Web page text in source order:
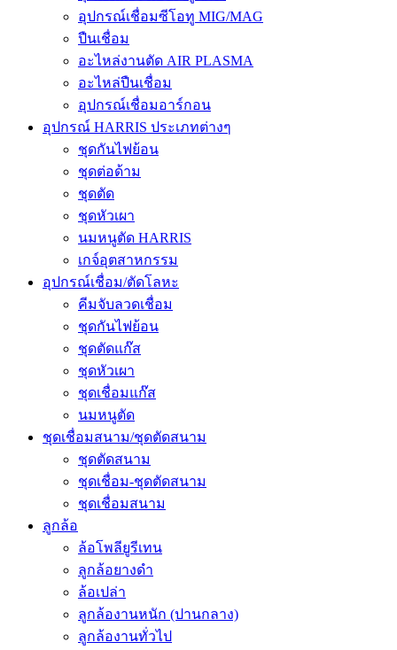
อุปกรณ์เชื่อมซีโอทู MIG/MAG
ปืนเชื่อม
อะไหล่งานตัด AIR PLASMA
อะไหล่ปืนเชื่อม
อุปกรณ์เชื่อมอาร์กอน
อุปกรณ์ HARRIS ประเภทต่างๆ
ชุดกันไฟย้อน
ชุดต่อด้าม
ชุดตัด
ชุดหัวเผา
นมหนูตัด HARRIS
เกจ์อุตสาหกรรม
อุปกรณ์เชื่อม/ตัดโลหะ
คีมจับลวดเชื่อม
ชุดกันไฟย้อน
ชุดตัดแก๊ส
ชุดหัวเผา
ชุดเชื่อมแก๊ส
นมหนูตัด
ชุดเชื่อมสนาม/ชุดตัดสนาม
ชุดตัดสนาม
ชุดเชื่อม-ชุดตัดสนาม
ชุดเชื่อมสนาม
ลูกล้อ
ล้อโพลียูรีเทน
ลูกล้อยางดำ
ล้อเปล่า
ลูกล้องานหนัก (ปานกลาง)
ลูกล้องานทั่วไป